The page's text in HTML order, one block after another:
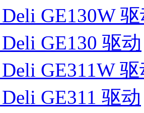
GE130W
GE130 驱动
GE311W
GE311 驱动